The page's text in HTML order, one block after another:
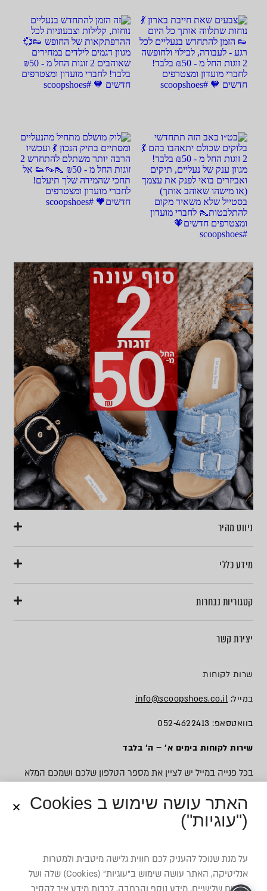
ניווט מהיר
מידע כללי
קטגוריות נבחרות
יצירת קשר
שרות לקוחות
במייל: info@scoopshoes.co.il
בוואטסאפ: 052-4622413
שירות לקוחות בימים א׳ – ה׳ בלבד
בכל פנייה במייל יש לציין את מספר הטלפון שלכם ושמכם המלא
האתר עושה שימוש ב Cookies
("עוגיות")
על מנת שנוכל להעניק לכם חווית גלישה מיטבית ולמטרות
אנליטיקה, האתר עושה שימוש ב”עוגיות” (Cookies) שלה ושל
צדדים שלישיים. מידע נוסף והרחבה, לרבות מידע איך להסיר